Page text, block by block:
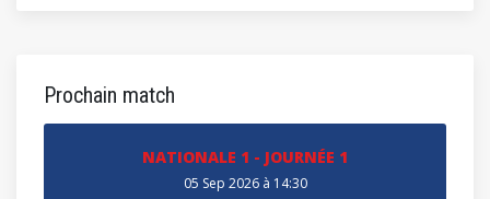
Prochain match
NATIONALE 1 - JOURNÉE 1
05 Sep 2026 à 14:30